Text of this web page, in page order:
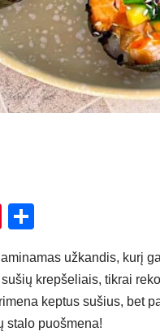
Pi
er
e
st
ar
e
užkandis, kurį
krepšeliais, tikrai
keptus sušius, bet
stalo puošmena!